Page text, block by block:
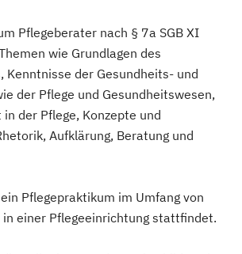
in der häuslichen
in der Altenpflege
in der
Pflegehelfer
in der Pflege
der Behandlungspflege für
Pflegeberater nach § 7a SGB XI
wie Grundlagen des
Kenntnisse der Gesundheits- und
der Pflege und Gesundheitswesen,
der Pflege, Konzepte und
Aufklärung, Beratung und
Pflegepraktikum im Umfang von
in einer Pflegeeinrichtung stattfindet.